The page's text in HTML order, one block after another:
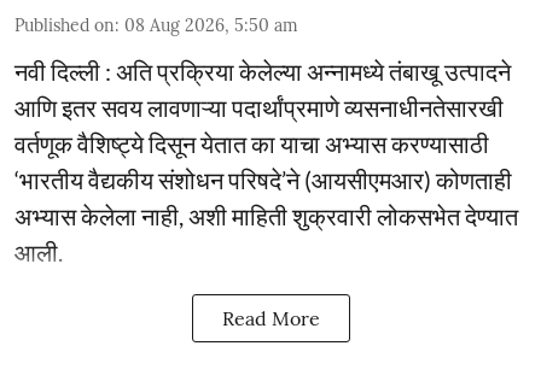
Published on: 08 Aug 2026, 5:50 am
नवी दिल्ली : अति प्रक्रिया केलेल्या अन्नामध्ये तंबाखू उत्पादने
आणि इतर सवय लावणाऱ्या पदार्थांप्रमाणे व्यसनाधीनतेसारखी
वर्तणूक वैशिष्ट्ये दिसून येतात का याचा अभ्यास करण्यासाठी
‘भारतीय वैद्यकीय संशोधन परिषदे’ने (आयसीएमआर) कोणताही
अभ्यास केलेला नाही, अशी माहिती शुक्रवारी लोकसभेत देण्यात
आली.
Read More